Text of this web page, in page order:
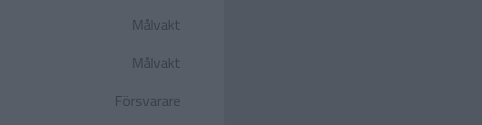
Målvakt
Målvakt
Försvarare